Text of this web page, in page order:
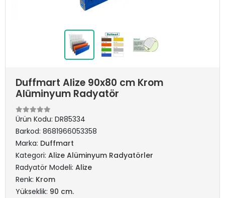
Duffmart Alize 90x80 cm Krom
Alüminyum Radyatör
Ürün Kodu: DR85334
Barkod: 8681966053358
Marka: Duffmart
Kategori: Alize Alüminyum Radyatörler
Radyatör Modeli: Alize
Renk: Krom
Yükseklik: 90 cm.